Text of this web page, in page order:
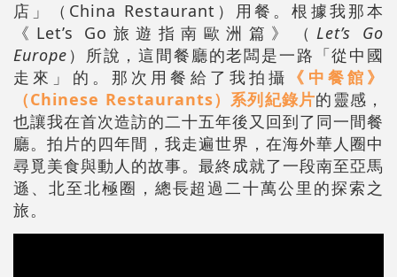
店」（China Restaurant）用餐。根據我那本
《Let’s Go旅遊指南歐洲篇》（Let’s Go
Europe ）所說，這間餐廳的老闆是一路「從中國
走來」的。那次用餐給了我拍攝 《中餐館》
（Chinese Restaurants）系列紀錄片的靈感，
也讓我在首次造訪的二十五年後又回到了同一間餐
廳。拍片的四年間，我走遍世界，在海外華人圈中
尋覓美食與動人的故事。最終成就了一段南至亞馬
遜、北至北極圈，總長超過二十萬公里的探索之
旅。